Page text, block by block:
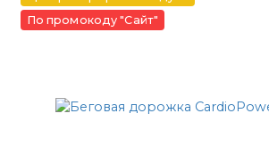
По промокоду "Сайт"